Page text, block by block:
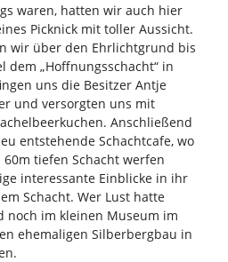
waren, hatten wir auch hier
Picknick mit toller Aussicht.
wir über den Ehrlichtgrund bis
dem „Hoffnungsschacht“ in
uns die Besitzer Antje
und versorgten uns mit
Anschließend
entstehende Schachtcafe, wo
tiefen Schacht werfen
interessante Einblicke in ihr
Schacht. Wer Lust hatte
noch im kleinen Museum im
ehemaligen Silberbergbau in